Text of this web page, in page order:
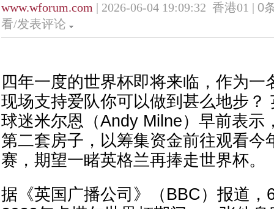
www.wforum.com | 2026-06-04 19:09:32 香港01 | 0
看/发表评论
四年一度的世界杯即将来临，作为一
现场支持爱队你可以做到甚么地步？
球迷米尔恩（Andy Milne）早前表示
第二套房子，以筹集资金前往观看今
赛，期望一睹英格兰再捧走世界杯。
据《英国广播公司》（BBC）报道，